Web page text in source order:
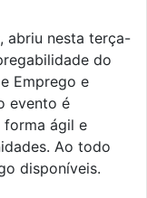
abriu nesta terça-
do
Emprego e
evento é
forma ágil e
Ao todo
disponíveis.